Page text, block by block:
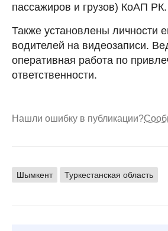
пассажиров и грузов) КоАП РК.
Также установлены личности
водителей на видеозаписи.
оперативная работа по
ответственности.
Нашли ошибку в публикации?
Шымкент Туркестанская область